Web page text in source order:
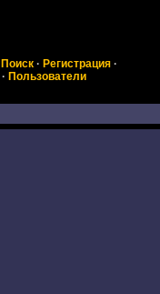
Поиск· Регистрация·
· Пользователи